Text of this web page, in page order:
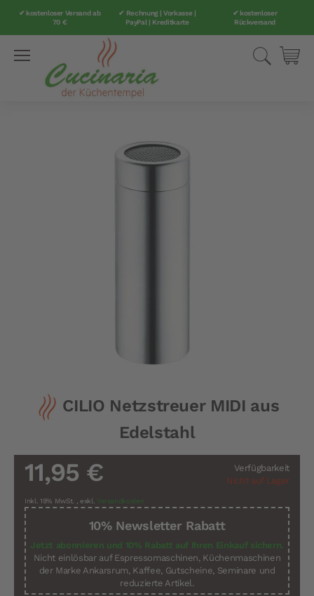
✔ kostenloser Versand ab
70 €
✔ Rechnung | Vorkasse |
PayPal | Kreditkarte
✔ kostenloser
Rückversand
Suche
Anfang
CILIO Netzstreuer MIDI aus
Edelstahl
Verfügbarkeit
Nicht auf Lager
11,95 €
Inkl. 19% MwSt. , exkl. Versandkosten
10% Newsletter Rabatt
Jetzt abonnieren und 10% Rabatt auf Ihren Einkauf sichern.
Nicht einlösbar auf Espressomaschinen, Küchenmaschinen
der Marke Ankarsrum, Kaffee, Gutscheine, Seminare und
reduzierte Artikel.